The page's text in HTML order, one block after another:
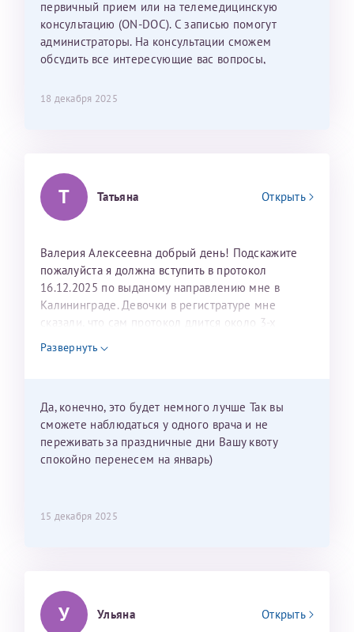
С ней общение было, как с давней знакомой, очень
лёгкое и простое. Вообще в данной клинике весь
персонал очень вежливый и чуткий, прям приятно
находиться. Мы собираемся туда ещё за вторым
сомнений.
Репродуктологи
26 июля 2026
первичный прием или на телемедицинскую
консультацию (ON-DOC). С записью помогут
администраторы. На консультации сможем
обсудить все интересующие вас вопросы,
18 декабря 2025
Т Татьяна Открыть
Валерия Алексеевна добрый день! Подскажите
пожалуйста я должна вступить в протокол
16.12.2025 по выданому направлению мне в
Калининграде. Девочки в регистратуре мне
сказали, что сам протокол длится около 3-х
недель и 3 недели я должна находится в Питере.
Можно мне новый год провести в Калининграде и
Развернуть
Да, конечно, это будет немного лучше Так вы
сможете наблюдаться у одного врача и не
переживать за праздничные дни Вашу квоту
спокойно перенесем на январь)
15 декабря 2025
У Ульяна Открыть